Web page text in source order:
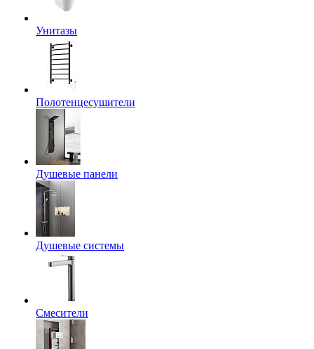
Унитазы
Полотенцесушители
Душевые панели
Душевые системы
Смесители